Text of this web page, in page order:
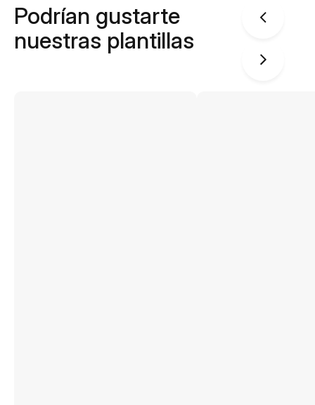
Podrían gustarte
nuestras plantillas